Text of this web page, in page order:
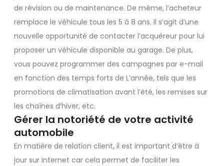
de révision ou de maintenance. De même, l’acheteur
remplace le véhicule tous les 5 à 8 ans. Il s’agit d’une
nouvelle opportunité de contacter l’acquéreur pour lui
proposer un véhicule disponible au garage. De plus,
vous pouvez programmer des campagnes par e-mail
en fonction des temps forts de L’année, tels que les
promotions de climatisation avant l’été, les remises sur
les chaînes d’hiver, etc.
Gérer la notoriété de votre activité
automobile
En matière de relation client, il est important d’être à
jour sur Internet car cela permet de faciliter les